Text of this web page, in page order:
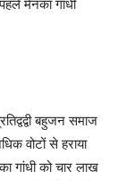
मेनका गांधी
बहुजन समाज
वोटों से हराया
गांधी को चार लाख